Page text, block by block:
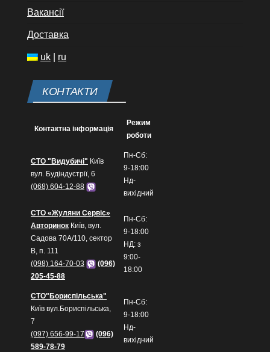
Вакансії
Доставка
uk ru
КОНТАКТИ
Контактна інформація
Режим
роботи
СТО "Видубичі" Київ
вул. Будіндустрії, 6
(068) 604-12-88
Пн-Сб:
9-18:00
Нд-
вихідний
СТО «Жуляни Сервіс»
Авторинок Київ, вул.
Садова 70А/110, сектор
В, п. 111
(098) 164-70-03
(096)
205-45-88
Пн-Сб:
9-18:00
НД: з
9:00-
18:00
СТО"Бориспільська"
Київ вул.Бориспільська,
7
(097) 656-99-17
(096)
589-78-79
Пн-Сб:
9-18:00
Нд-
вихідний